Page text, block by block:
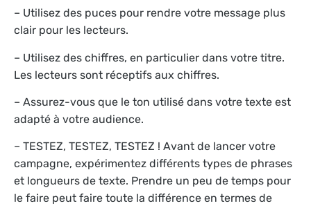
– Utilisez des puces pour rendre votre message plus
clair pour les lecteurs.
– Utilisez des chiffres, en particulier dans votre titre.
Les lecteurs sont réceptifs aux chiffres.
– Assurez-vous que le ton utilisé dans votre texte est
adapté à votre audience.
– TESTEZ, TESTEZ, TESTEZ ! Avant de lancer votre
campagne, expérimentez différents types de phrases
et longueurs de texte. Prendre un peu de temps pour
le faire peut faire toute la différence en termes de